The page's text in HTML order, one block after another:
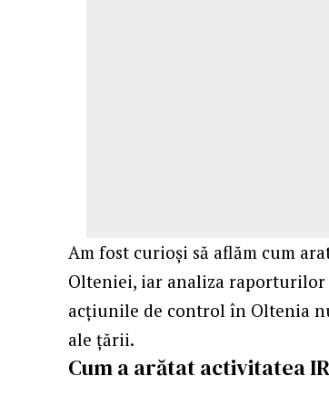
Am fost curioşi să aflăm cum
Olteniei, iar analiza
acţiunile de control în Oltenia
ale ţării.
Cum a arătat activitatea